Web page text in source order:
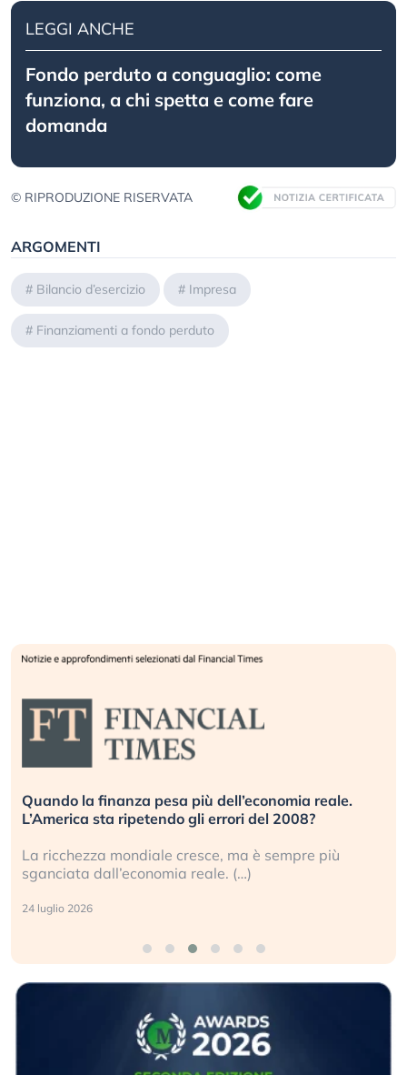
LEGGI ANCHE
Fondo perduto a conguaglio: come
funziona, a chi spetta e come fare
domanda
© RIPRODUZIONE RISERVATA
ARGOMENTI
# Bilancio d’esercizio # Impresa
# Finanziamenti a fondo perduto
Quando la finanza pesa più dell’economia reale.
L’America sta ripetendo gli errori del 2008?
La ricchezza mondiale cresce, ma è sempre più
sganciata dall’economia reale. (…)
24 luglio 2026